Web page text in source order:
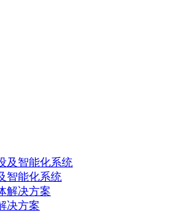
智能化系统
决方案